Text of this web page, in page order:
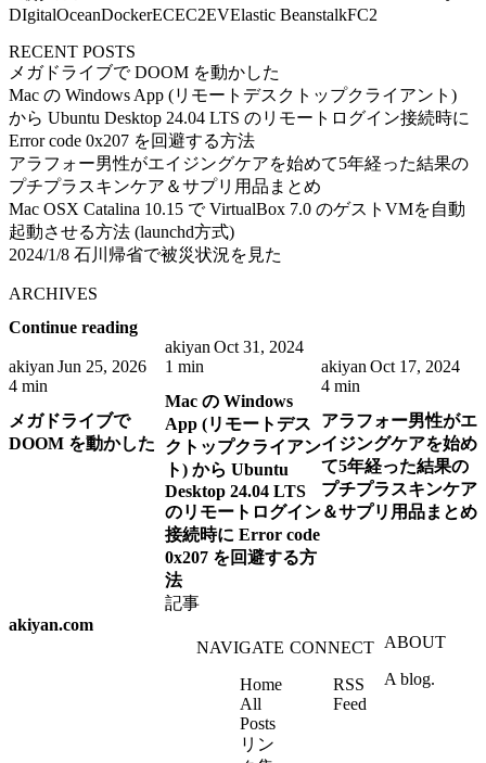
DIgitalOceanDockerECEC2EVElastic BeanstalkFC2
RECENT POSTS
メガドライブで DOOM を動かした
Mac の Windows App (リモートデスクトップクライアント)
から Ubuntu Desktop 24.04 LTS のリモートログイン接続時に
Error code 0x207 を回避する方法
アラフォー男性がエイジングケアを始めて5年経った結果の
プチプラスキンケア＆サプリ用品まとめ
Mac OSX Catalina 10.15 で VirtualBox 7.0 のゲストVMを自動
起動させる方法 (launchd方式)
2024/1/8 石川帰省で被災状況を見た
ARCHIVES
Continue reading
akiyan Jun 25, 2026
4 min
メガドライブで
DOOM を動かした
akiyan Oct 31, 2024
1 min
Mac の Windows
App (リモートデス
クトップクライアン
ト) から Ubuntu
Desktop 24.04 LTS
のリモートログイン
接続時に Error code
0x207 を回避する方
法
記事
akiyan Oct 17, 2024
4 min
アラフォー男性がエ
イジングケアを始め
て5年経った結果の
プチプラスキンケア
＆サプリ用品まとめ
akiyan.com
NAVIGATE
Home
All
Posts
リン
CONNECT
RSS
Feed
ABOUT
A blog.